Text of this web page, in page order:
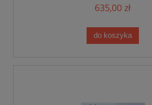
635,00 zł
do koszyka